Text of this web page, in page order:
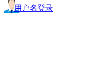
用户名登录